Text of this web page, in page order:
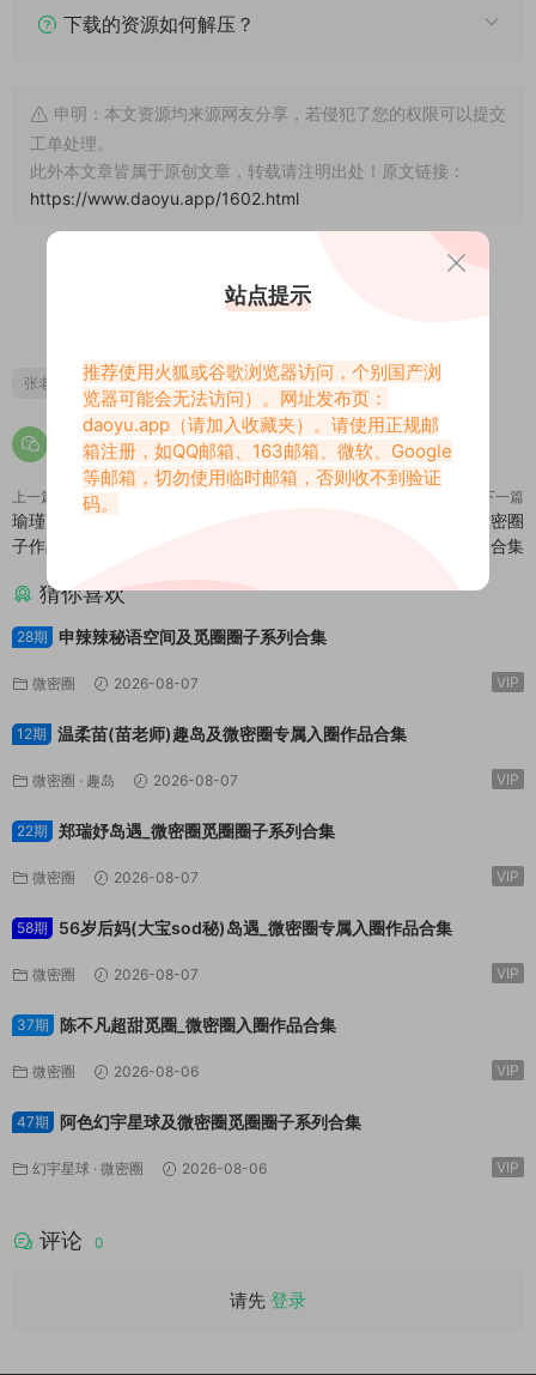
下载的资源如何解压？
申明：本文资源均来源网友分享，若侵犯了您的权限可以提交
工单处理。
此外本文章皆属于原创文章，转载请注明出处！原文链接：
https://www.daoyu.app/1602.html
1 0
张老师hy 张老师微密圈 张老师正能量 张贺玉微密圈
上一篇
瑜瑾U微密圈(铁粉空间)高质量圈
子作品合集
下一篇
馨馨酱(无欲无求的推土君)微密圈
高质量合集
猜你喜欢
28期 申辣辣秘语空间及觅圈圈子系列合集
微密圈 2026-08-07 VIP
12期 温柔苗(苗老师)趣岛及微密圈专属入圈作品合集
微密圈 · 趣岛 2026-08-07 VIP
22期 郑瑞妤岛遇_微密圈觅圈圈子系列合集
微密圈 2026-08-07 VIP
58期 56岁后妈(大宝sod秘)岛遇_微密圈专属入圈作品合集
微密圈 2026-08-07 VIP
37期 陈不凡超甜觅圈_微密圈入圈作品合集
微密圈 2026-08-06 VIP
47期 阿色幻宇星球及微密圈觅圈圈子系列合集
幻宇星球 · 微密圈 2026-08-06 VIP
评论 0
请先 登录
站点提示
推荐使用火狐或谷歌浏览器访问，个别国产浏
览器可能会无法访问）。网址发布页：
daoyu.app （请加入收藏夹）。请使用正规邮
箱注册，如QQ邮箱、163邮箱、微软、Google
等邮箱，切勿使用临时邮箱，否则收不到验证
码。